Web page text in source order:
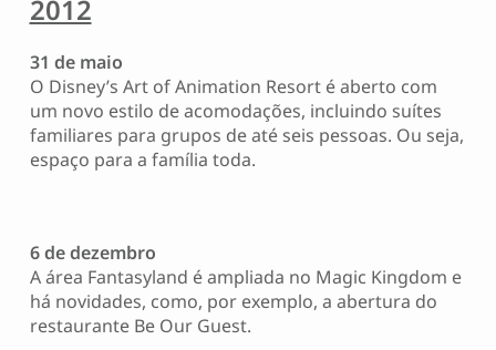
2012
31 de maio
O Disney’s Art of Animation Resort é aberto com
um novo estilo de acomodações, incluindo suítes
familiares para grupos de até seis pessoas. Ou seja,
espaço para a família toda.
6 de dezembro
A área Fantasyland é ampliada no Magic Kingdom e
há novidades, como, por exemplo, a abertura do
restaurante Be Our Guest.